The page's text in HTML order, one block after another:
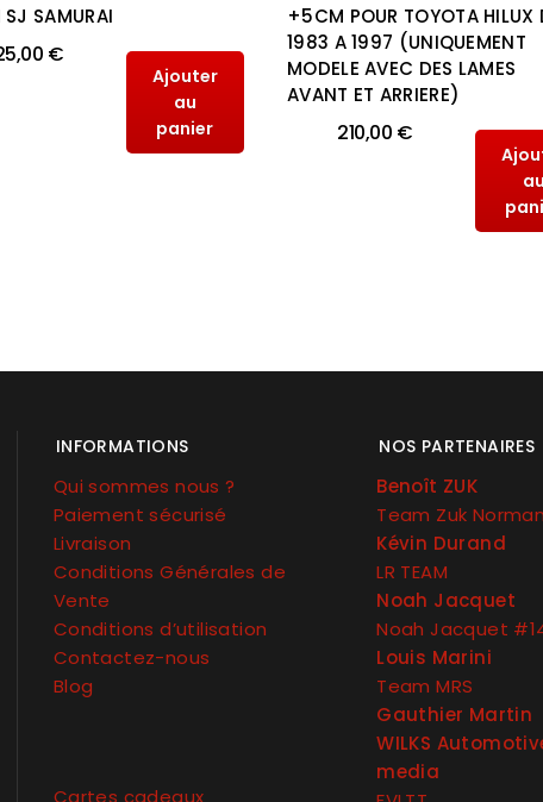
SJ SAMURAI
€
Ajouter
au
panier
+5CM POUR TOYOTA HILUX
1983 A 1997 (UNIQUEMENT
MODELE AVEC DES LAMES
AVANT ET ARRIERE)
210,00 €
INFORMATIONS
Qui sommes nous ?
Paiement sécurisé
Livraison
Conditions Générales de
Vente
Conditions d’utilisation
Contactez-nous
Blog
Cartes cadeaux
NOS PARTENAIRES
Benoît ZUK
Team Zuk
Kévin Durand
LR TEAM
Noah Jacquet
Noah Jacquet
Louis Marini
Team MRS
Gauthier Martin
WILKS
media